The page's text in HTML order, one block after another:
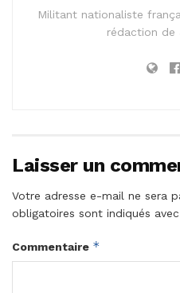
Militant nationaliste
rédaction de
Laisser un
Votre adresse e-mail ne sera
obligatoires sont indiqués avec
Commentaire *